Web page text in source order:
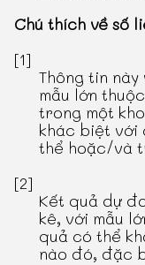
Chú thích về số
[1]
Thông tin
mẫu lớn
trong một
khác biệt với
thể hoặc/và
[2]
Kết quả dự
kê, với mẫu
quả có thể
nào đó, đặc